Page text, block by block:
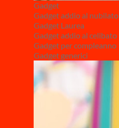
Gadget
Gadget addio al nubilato
Gadget Laurea
Gadget addio al celibato
Gadget per compleanno
Gadget generici